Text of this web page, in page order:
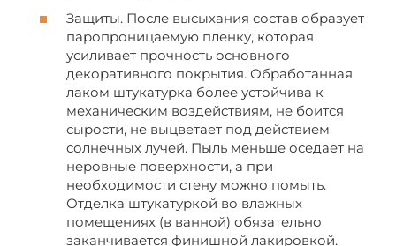
Защиты. После высыхания состав образует
паропроницаемую пленку, которая
усиливает прочность основного
декоративного покрытия. Обработанная
лаком штукатурка более устойчива к
механическим воздействиям, не боится
сырости, не выцветает под действием
солнечных лучей. Пыль меньше оседает на
неровные поверхности, а при
необходимости стену можно помыть.
Отделка штукатуркой во влажных
помещениях (в ванной) обязательно
заканчивается финишной лакировкой.